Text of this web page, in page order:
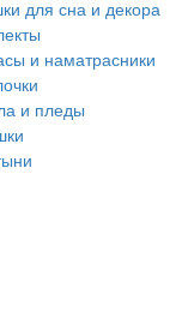
для сна и декора
и наматрасники
и пледы